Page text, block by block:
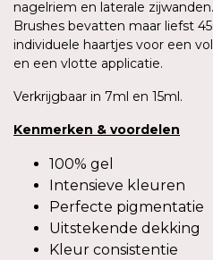
nagelriem en laterale
Brushes bevatten maar liefst
individuele haartjes voor een
en een vlotte applicatie.
Verkrijgbaar in 7ml en 15ml.
Kenmerken & voordelen
100% gel
Intensieve kleuren
Perfecte pigmentatie
Uitstekende dekking
Kleur consistentie